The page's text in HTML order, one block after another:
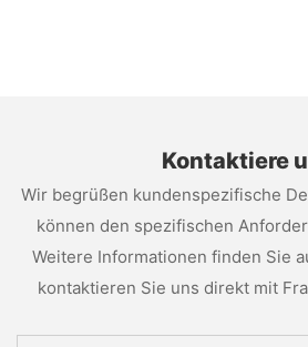
Kontaktiere
Wir begrüßen kundenspezifische
können den spezifischen
Weitere Informationen finden Sie
kontaktieren Sie uns direkt mit